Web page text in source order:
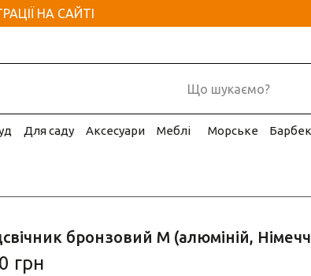
НА САЙТІ
Для саду Аксесуари Меблі Морське
бронзовий М (алюміній,
грн